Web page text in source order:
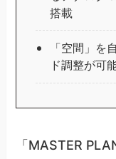
搭載
「空間」を
ド調整が可
「MASTER